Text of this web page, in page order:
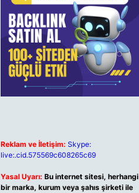
Reklam ve İletişim: Skype:
live:.cid.575569c608265c69
Yasal Uyarı: Bu internet sitesi, herhangi
bir marka, kurum veya şahıs şirketi ile